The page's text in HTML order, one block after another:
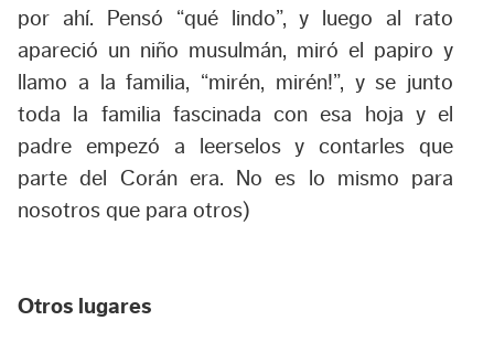
por ahí. Pensó “qué lindo”, y luego al rato
apareció un niño musulmán, miró el papiro y
llamo a la familia, “mirén, mirén!”, y se junto
toda la familia fascinada con esa hoja y el
padre empezó a leerselos y contarles que
parte del Corán era. No es lo mismo para
nosotros que para otros)
Otros lugares